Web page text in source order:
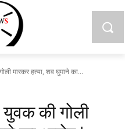
मारकर हत्या, शव घुमाने का...
की गोली